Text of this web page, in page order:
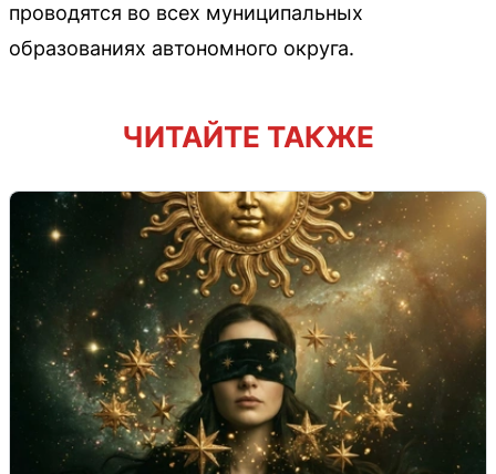
проводятся во всех муниципальных
образованиях автономного округа.
ЧИТАЙТЕ ТАКЖЕ